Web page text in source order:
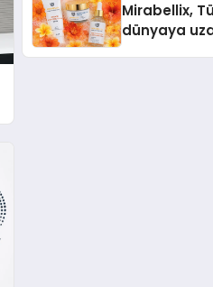
Mirabellix,
dünyaya